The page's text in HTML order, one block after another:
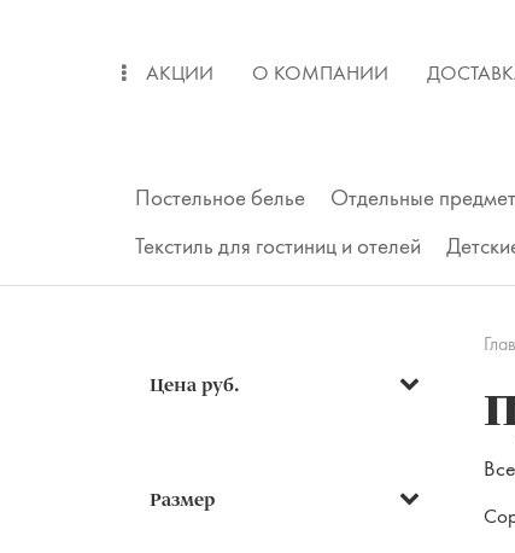
АКЦИИ О КОМПАНИИ
Постельное белье Отдельные
Текстиль для гостиниц и отелей
Подушки
Цена руб.
Размер